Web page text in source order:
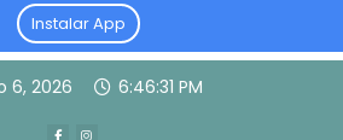
Instalar App
6, 2026 6:46:31 PM